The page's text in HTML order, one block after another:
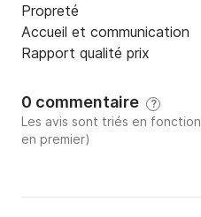
Propreté
Accueil et communication
Rapport qualité prix
0 commentaire ?
Les avis sont triés en
en premier)